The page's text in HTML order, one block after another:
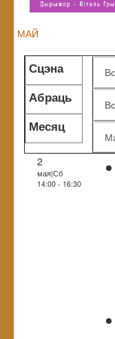
МАЙ
Сцэна
Абраць
жанр
Месяц
2
мая|Сб
14:00 - 16:30